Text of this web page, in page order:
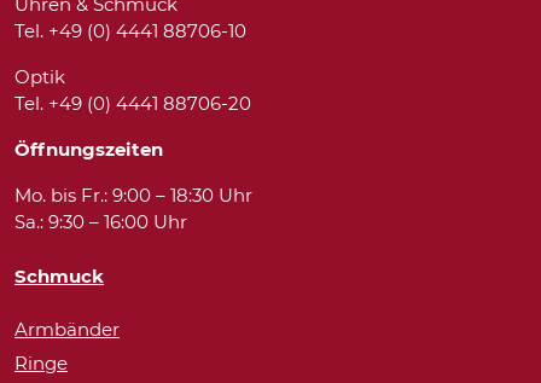
Tel. +49 (0) 4441 88706-10
Optik
Tel. +49 (0) 4441 88706-20
Öffnungszeiten
Mo. bis Fr.: 9:00 – 18:30 Uhr
Sa.: 9:30 – 16:00 Uhr
Schmuck
Armbänder
Ringe